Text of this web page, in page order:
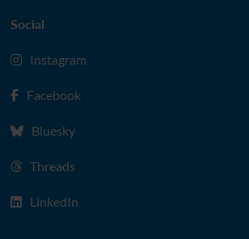
Social
Instagram
Facebook
Bluesky
Threads
LinkedIn